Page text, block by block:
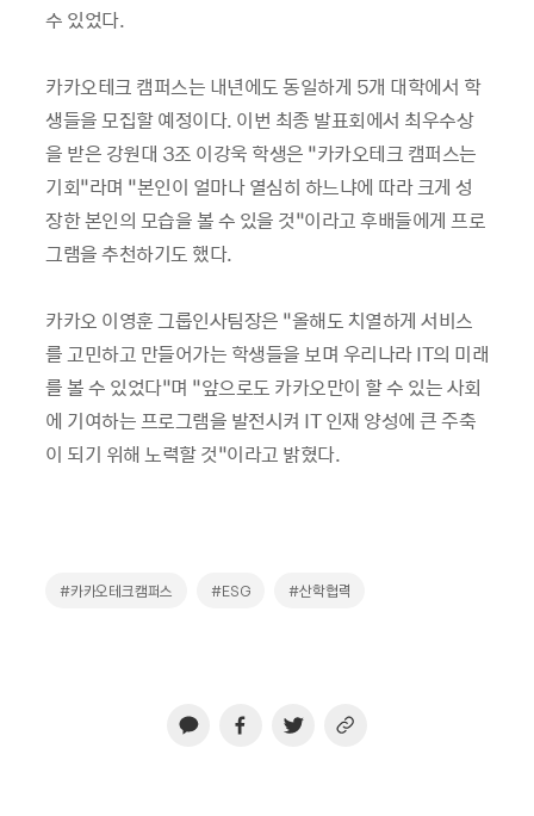
수 있었다.
카카오테크 캠퍼스는 내년에도 동일하게 5개 대학에서 학
생들을 모집할 예정이다. 이번 최종 발표회에서 최우수상
을 받은 강원대 3조 이강욱 학생은 “카카오테크 캠퍼스는
기회”라며 “본인이 얼마나 열심히 하느냐에 따라 크게 성
장한 본인의 모습을 볼 수 있을 것”이라고 후배들에게 프로
그램을 추천하기도 했다.
카카오 이영훈 그룹인사팀장은 “올해도 치열하게 서비스
를 고민하고 만들어가는 학생들을 보며 우리나라 IT의 미래
를 볼 수 있었다”며 “앞으로도 카카오만이 할 수 있는 사회
에 기여하는 프로그램을 발전시켜 IT 인재 양성에 큰 주축
이 되기 위해 노력할 것”이라고 밝혔다.
#카카오테크캠퍼스 #ESG #산학협력